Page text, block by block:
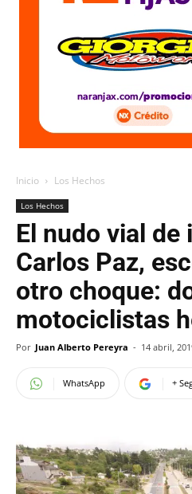
Inicio Los Hechos
Los Hechos
El nudo vial de
Carlos Paz,
otro choque:
motociclistas
Por Juan Alberto Pereyra - 14 abril,
WhatsApp +